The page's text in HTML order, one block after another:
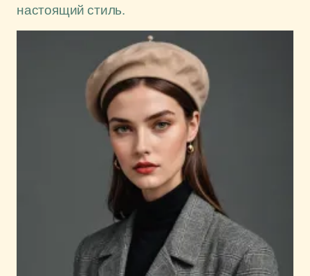
настоящий стиль.